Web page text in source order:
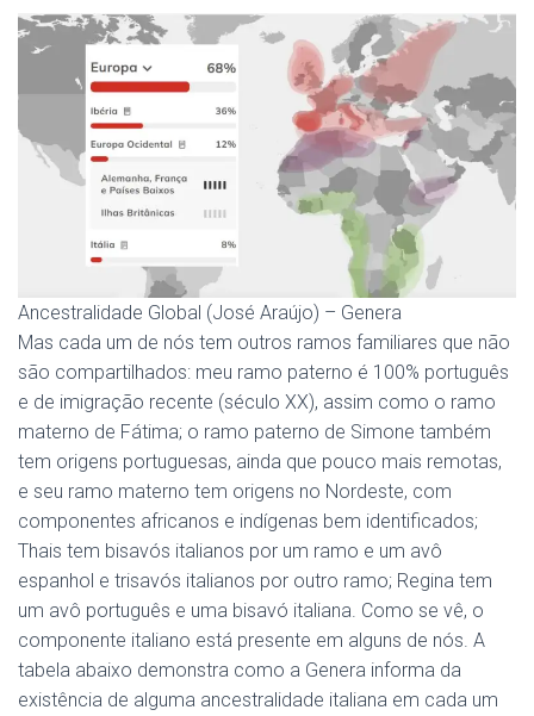
Ancestralidade Global (José Araújo) – Genera
Mas cada um de nós tem outros ramos familiares que não
são compartilhados: meu ramo paterno é 100% português
e de imigração recente (século XX), assim como o ramo
materno de Fátima; o ramo paterno de Simone também
tem origens portuguesas, ainda que pouco mais remotas,
e seu ramo materno tem origens no Nordeste, com
componentes africanos e indígenas bem identificados;
Thais tem bisavós italianos por um ramo e um avô
espanhol e trisavós italianos por outro ramo; Regina tem
um avô português e uma bisavó italiana. Como se vê, o
componente italiano está presente em alguns de nós. A
tabela abaixo demonstra como a Genera informa da
existência de alguma ancestralidade italiana em cada um